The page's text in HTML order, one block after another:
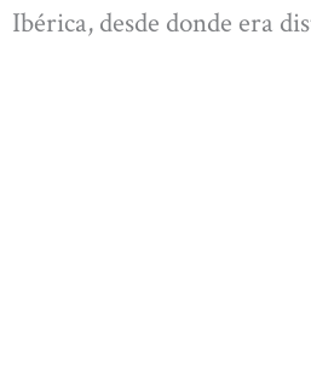
Ibérica, desde donde era